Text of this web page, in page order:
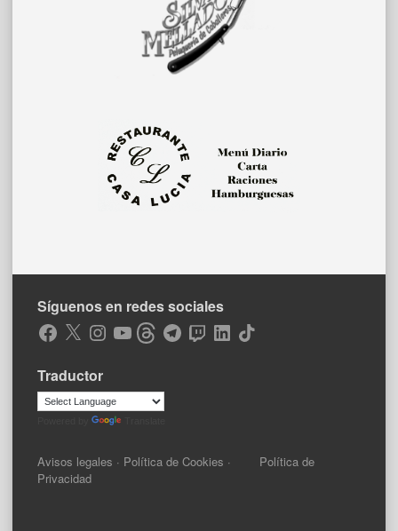
Síguenos en redes sociales
Facebook
X Instagram
YouTubeThreadsTelegramTwitchLinkedIn
TikTok
Traductor
Avisos legales · Política de Cookies · Política de
Privacidad